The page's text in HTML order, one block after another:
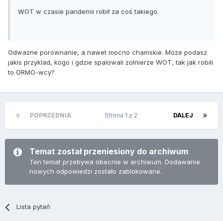
WOT w czasie pandemii robił za coś takiego.
Odwazne porownanie, a nawet mocno chamskie. Moze podasz
jakis przyklad, kogo i gdzie spalowali zolnierze WOT, tak jak robili
to ORMO-wcy?
POPRZEDNIA DALEJ
Strona 1 z 2
Temat został przeniesiony do archiwum
Ten temat przebywa obecnie w archiwum. Dodawanie
nowych odpowiedzi zostało zablokowane.
Lista pytań